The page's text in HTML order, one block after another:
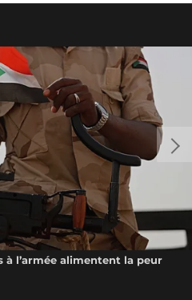
à l’armée alimentent la peur